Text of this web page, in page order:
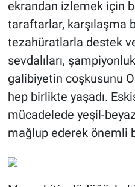
ekrandan izlemek için
taraftarlar, karşılaşma
tezahüratlarla destek
sevdalıları,
galibiyetin coşkusunu
hep birlikte yaşadı.
mücadelede yeşil-
mağlup ederek önemli